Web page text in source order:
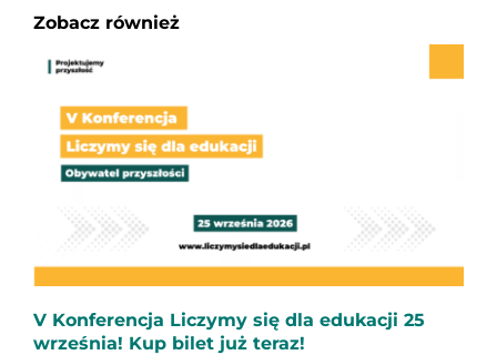
Zobacz również
V Konferencja Liczymy się dla edukacji 25
września! Kup bilet już teraz!